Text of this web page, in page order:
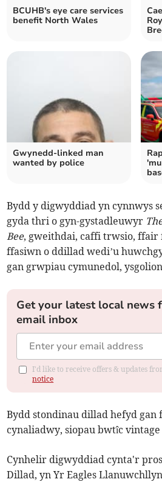
BCUHB's eye care services
benefit North Wales
Gwynedd-linked man
wanted by police
Bydd y digwyddiad yn cynnwys
gyda thri o gyn-gystadleuwyr
Bee, gweithdai, caffi trwsio, ffair
ffasiwn o ddillad wedi’u
gan grwpiau cymunedol,
Get your latest local news
email inbox
I'd like to receive offers & updates
notice
Bydd stondinau dillad hefyd
cynaliadwy, siopau bwtîc
Cynhelir digwyddiad cynta'r
Dillad, yn Yr Eagles